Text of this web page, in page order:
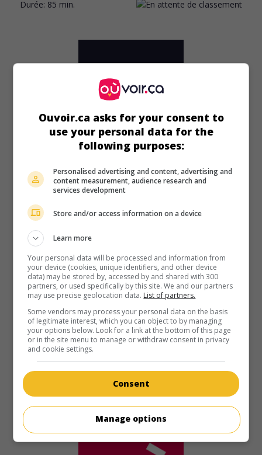
Durée: 85 min.
au cinéma sur mes écrans
Les Enfants ne sont pas à vendre
It. 1953. Mélodrame de Mario Bonnard avec Lea Padovani
Jacques Sernas, Antonella Lualdi. Un fils de famille refuse
d'épouser une jeune fille de condition modeste dont il a eu
Durée: 104 min.
Ouvoir.ca asks for your consent to
use your personal data for the
following purposes:
Personalised advertising and content, advertising and
content measurement, audience research and
services development
Store and/or access information on a device
Learn more
Your personal data will be processed and information from
your device (cookies, unique identifiers, and other device
data) may be stored by, accessed by and shared with 300
partners, or used specifically by this site. We and our partners
may use precise geolocation data. List of partners.
Some vendors may process your personal data on the basis
of legitimate interest, which you can object to by managing
your options below. Look for a link at the bottom of this page
or in the site menu to manage or withdraw consent in privacy
and cookie settings.
Consent
Manage options